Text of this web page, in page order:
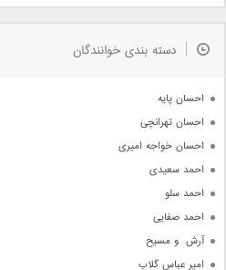
مذهبی
جدیدترین ها
دسته بندی خوانندگان
احسان پایه
احسان تهرانچی
احسان خواجه امیری
احمد سعیدی
احمد سلو
احمد صفایی
آرش  و مسیح
امیر عباس گلاب